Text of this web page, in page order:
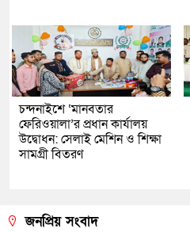
চন্দনাইশে ‘মানবতার
ফেরিওয়ালা’র প্রধান কার্যালয়
উদ্বোধন: সেলাই মেশিন ও শিক্ষা
সামগ্রী বিতরণ
জনপ্রিয় সংবাদ